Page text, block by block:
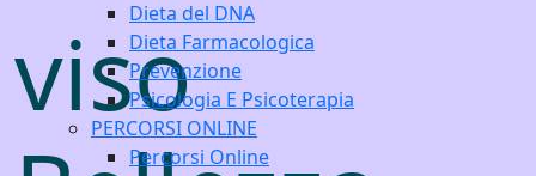
Dieta del DNA
Dieta Farmacologica
Prevenzione
Psicologia E Psicoterapia
PERCORSI ONLINE
Percorsi Online
viso